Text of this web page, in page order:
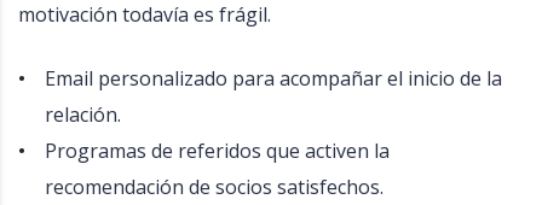
motivación todavía es frágil.
Email personalizado para acompañar el inicio de la
relación.
Programas de referidos que activen la
recomendación de socios satisfechos.